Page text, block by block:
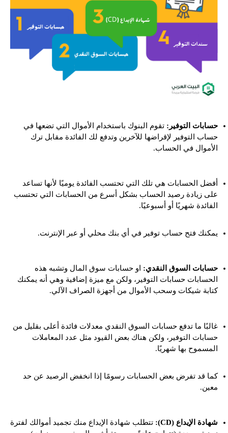
حسابات التوفير : تقوم البنوك باستخدام الأموال التي تضعها في
حساب التوفير لإقراضها للآخرين وتدفع لك الفائدة مقابل ترك
الأموال في الحساب.
أفضل الحسابات هي تلك التي تحتسب الفائدة يوميًا لأنها تساعد
على زيادة رصيد الحساب بشكل أسرع من الحسابات التي تحتسب
الفائدة شهريًا أو أسبوعيًا.
يمكنك فتح حساب توفير في أي بنك محلي أو عبر الإنترنت.
حسابات السوق النقدي: او حسابات سوق المال وتشبه هذه
الحسابات حسابات التوفير، ولكن مع ميزة إضافية وهي أنه يمكنك
كتابة شيكات وسحب الأموال من أجهزة الصراف الآلي.
غالبًا ما تدفع حسابات السوق النقدي معدلات فائدة أعلى بقليل من
حسابات التوفير، ولكن هناك بعض القيود مثل عدد المعاملات
المسموح بها شهريًا.
كما قد تفرض بعض الحسابات رسومًا إذا انخفض الرصيد عن حد
معين.
شهادة الإيداع (CD):
تتطلب شهادة الإيداع منك تجميد أموالك لفترة